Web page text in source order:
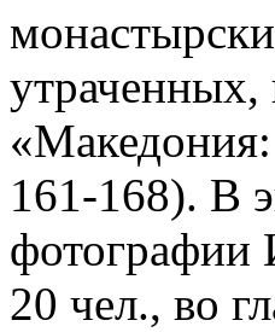
утраченных,
161-168). В
фотографии
20 чел., во